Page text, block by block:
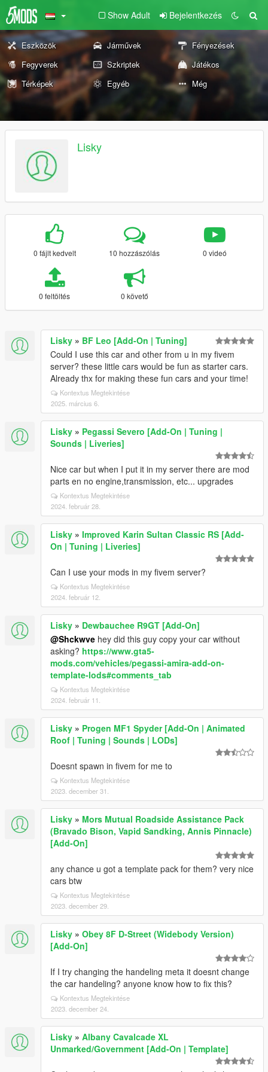
Show Adult Bejelentkezés
Eszközök Járművek
Fényezések
Fegyverek
Szkriptek
Játékos
Térképek
Egyéb Még
Lisky
0 fájlt kedvelt 10 hozzászólás 0 videó
0 feltöltés 0 követő
Lisky » BF Leo [Add-On | Tuning]
Could I use this car and other from u in my fivem
server? these little cars would be fun as starter cars.
Already thx for making these fun cars and your time!
Kontextus Megtekintése
2025. március 6.
Lisky » Pegassi Severo [Add-On | Tuning |
Sounds | Liveries]
Nice car but when I put it in my server there are mod
parts en no engine,transmission, etc... upgrades
Kontextus Megtekintése
2024. február 28.
Lisky » Improved Karin Sultan Classic RS [Add-
On | Tuning | Liveries]
Can I use your mods in my fivem server?
Kontextus Megtekintése
2024. február 12.
Lisky » Dewbauchee R9GT [Add-On]
@Shckwve hey did this guy copy your car without
asking? https://www.gta5-
mods.com/vehicles/pegassi-amira-add-on-
template-lods#comments_tab
Kontextus Megtekintése
2024. február 11.
Lisky » Progen MF1 Spyder [Add-On | Animated
Roof | Tuning | Sounds | LODs]
Doesnt spawn in fivem for me to
Kontextus Megtekintése
2023. december 31.
Lisky » Mors Mutual Roadside Assistance Pack
(Bravado Bison, Vapid Sandking, Annis Pinnacle)
[Add-On]
any chance u got a template pack for them? very nice
cars btw
Kontextus Megtekintése
2023. december 29.
Lisky » Obey 8F D-Street (Widebody Version)
[Add-On]
If I try changing the handeling meta it doesnt change
the car handeling? anyone know how to fix this?
Kontextus Megtekintése
2023. december 24.
Lisky » Albany Cavalcade XL
Unmarked/Government [Add-On | Template]